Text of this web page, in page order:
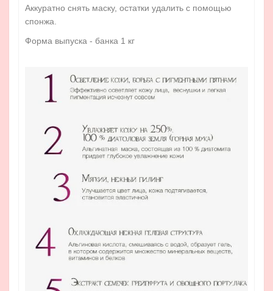
Аккуратно снять маску, остатки удалить с помощью
спонжа.
Форма выпуска - банка 1 кг